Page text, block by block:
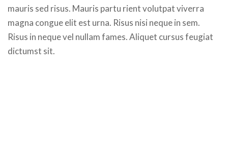
mauris sed risus. Mauris partu rient volutpat viverra
magna congue elit est urna. Risus nisi neque in sem.
Risus in neque vel nullam fames. Aliquet cursus feugiat
dictumst sit.